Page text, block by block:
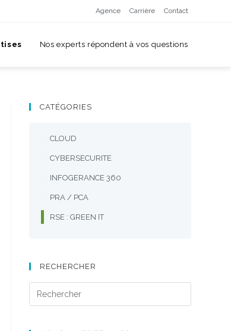
Agence Carrière Contact
Nos experts répondent à vos questions
CATÉGORIES
CLOUD
CYBERSECURITE
INFOGERANCE 360
PRA / PCA
RSE : GREEN IT
RECHERCHER